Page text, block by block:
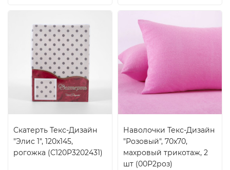
Скатерть Текс-Дизайн
"Элис 1", 120x145,
рогожка (С120Р3202431)
Наволочки Текс-Дизайн
"Розовый", 70x70,
махровый трикотаж, 2
шт (00Р2роз)